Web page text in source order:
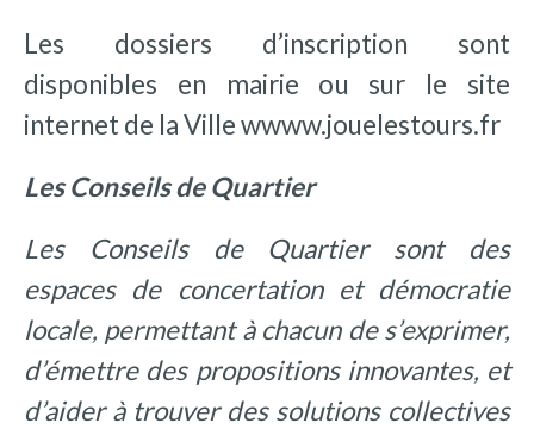
Les dossiers d’inscription sont
disponibles en mairie ou sur le site
internet de la Ville wwww.jouelestours.fr
Les Conseils de Quartier
Les Conseils de Quartier sont des
espaces de concertation et démocratie
locale, permettant à chacun de s’exprimer,
d’émettre des propositions innovantes, et
d’aider à trouver des solutions collectives